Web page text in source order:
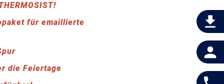
für emaillierte
die Feiertage